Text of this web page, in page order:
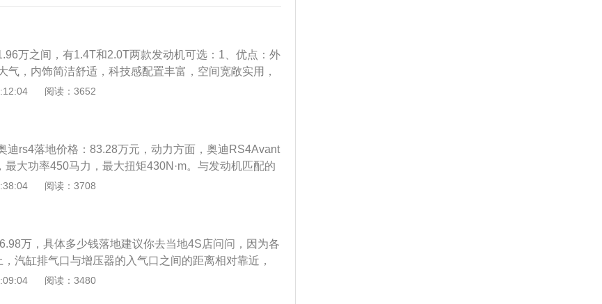
万之间，有1.4T和2.0T两款发动机可选：1、优点：外
气，内饰简洁舒适，科技感配置丰富，空间宽敞实用，
迪A4是一款汽车的名字，最早于2003年4月由一汽大
：机油消耗量太高，很多车不到首保就要去4S店补加机
将A4L的保养里程间隔由7500公里缩短为5000公里；
油耗10.26L\/100km。实际油耗根据路况表现有所不
至15L\/100km的；在高速路况也有低至6L\/100km的；
8.5-11L\/100km之间。
阅读：3652
迪rs4落地价格：83.28万元，动力方面，奥迪RS4Avant
大功率450马力，最大扭矩430N·m。与发动机匹配的
。RS4Avant0-100km\/h加速时间为4.7秒，最高时速
前轮最多可分配到70%的扭矩，后轮最多则可以获得8
得更加完美的动力输出；3、RS4Avant基于A4旅行版打
一体式中网和外后视镜铝制外壳。这款车还配有全套空
出色的稳定性和视觉效果。
阅读：3708
万，具体多少钱落地建议你去当地4S店问问，因为各
汽缸排气口与增压器的入气口之间的距离相对靠近，
而增压的效率又更高；2、由于每组汽缸都带有一个中
阅读：3480